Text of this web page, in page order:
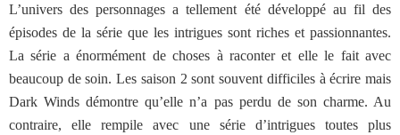
L’univers des personnages a tellement été développé au fil des
épisodes de la série que les intrigues sont riches et passionnantes.
La série a énormément de choses à raconter et elle le fait avec
beaucoup de soin. Les saison 2 sont souvent difficiles à écrire mais
Dark Winds démontre qu’elle n’a pas perdu de son charme. Au
contraire, elle rempile avec une série d’intrigues toutes plus